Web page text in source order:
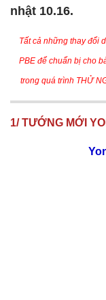
nhật 10.16.
Tất cả những thay đổi
PBE để chuẩn bị cho
trong quá trình THỬ
1/ TƯỚNG MỚI